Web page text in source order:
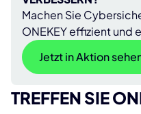
Machen Sie
ONEKEY effizient und
Jetzt in Aktion
TREFFEN SIE